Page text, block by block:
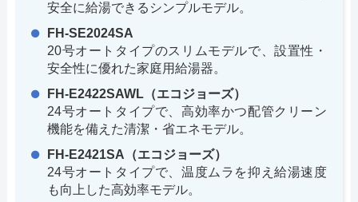
安全に給湯できるシンプルモデル。
FH-SE2024SA
20号オートタイプのスリムモデルで、設置性・
安全性に優れた家庭用給湯器。
FH-E2422SAWL（エコジョーズ）
24号オートタイプで、高効率かつ配管クリーン
機能を備えた清潔・省エネモデル。
FH-E2421SA（エコジョーズ）
24号オートタイプで、温度ムラを抑え給湯速度
も向上した高効率モデル。